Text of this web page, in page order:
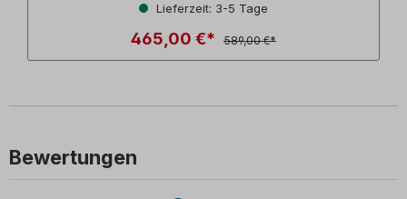
Lieferzeit: 3-5 Tage
465,00 €* 589,00 €*
Bewertungen